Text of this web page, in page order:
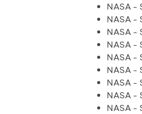
NASA -
NASA -
NASA -
NASA -
NASA -
NASA -
NASA -
NASA -
NASA -